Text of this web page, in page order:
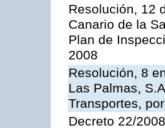
Resolución, 12
Canario de la
Plan de
2008
Resolución, 8
Las Palmas,
Transportes,
Decreto 22/